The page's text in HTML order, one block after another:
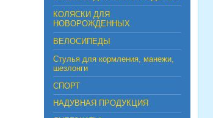
КОЛЯСКИ ДЛЯ
НОВОРОЖДЕННЫХ
ВЕЛОСИПЕДЫ
Стулья для кормления, манежи,
шезлонги
СПОРТ
НАДУВНАЯ ПРОДУКЦИЯ